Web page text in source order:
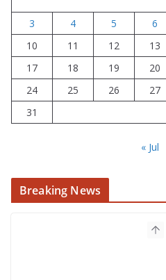
3
4 5 6
10
11 12 13
17
18 19 20
24
25 26 27
31
« Jul
Breaking News